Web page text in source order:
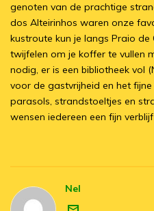
genoten van de prachtige
dos Alteirinhos waren onze
kustroute kun je langs Praio de
twijfelen om je koffer te vullen
nodig, er is een bibliotheek vol
voor de gastvrijheid en het
parasols, strandstoeltjes en
wensen iedereen een fijn
Nel